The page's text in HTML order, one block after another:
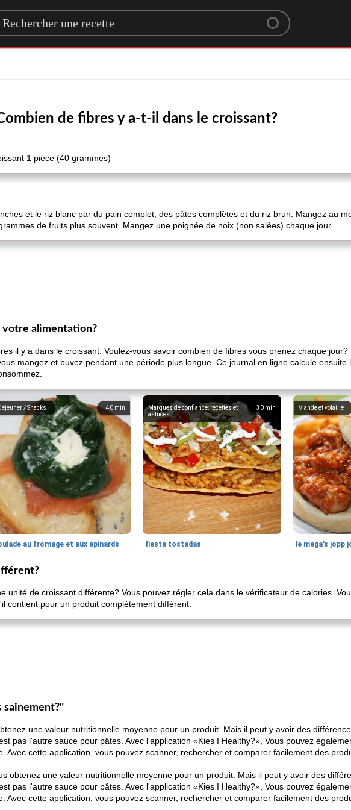
for a recipe
de fibres y a-t-il dans le croissant?
1 pièce (40 grammes)
et le riz blanc par du pain complet, des pâtes complètes et du riz brun. Mangez au
de fruits plus souvent. Mangez une poignée de noix (non salées) chaque jour
votre alimentation?
il y a dans le croissant. Voulez-vous savoir combien de fibres vous prenez chaque jour?
mangez et buvez pendant une période plus longue. Ce journal en ligne calcule ensuite
40 min
/ Snacks
au fromage et aux épinards
30 min
Marques de confiance: recettes et
astuces
fiesta tostadas
Viande et volaille
le méga's jopp
unité de croissant différente? Vous pouvez régler cela dans le vérificateur de calories.
contient pour un produit complètement différent.
sainement?"
une valeur nutritionnelle moyenne pour un produit. Mais il peut y avoir des
pas l'autre sauce pour pâtes. Avec l'application «Kies I Healthy?», Vous pouvez
Avec cette application, vous pouvez scanner, rechercher et comparer facilement des
obtenez une valeur nutritionnelle moyenne pour un produit. Mais il peut y avoir des
pas l'autre sauce pour pâtes. Avec l'application «Kies I Healthy?», Vous pouvez
Avec cette application, vous pouvez scanner, rechercher et comparer facilement des